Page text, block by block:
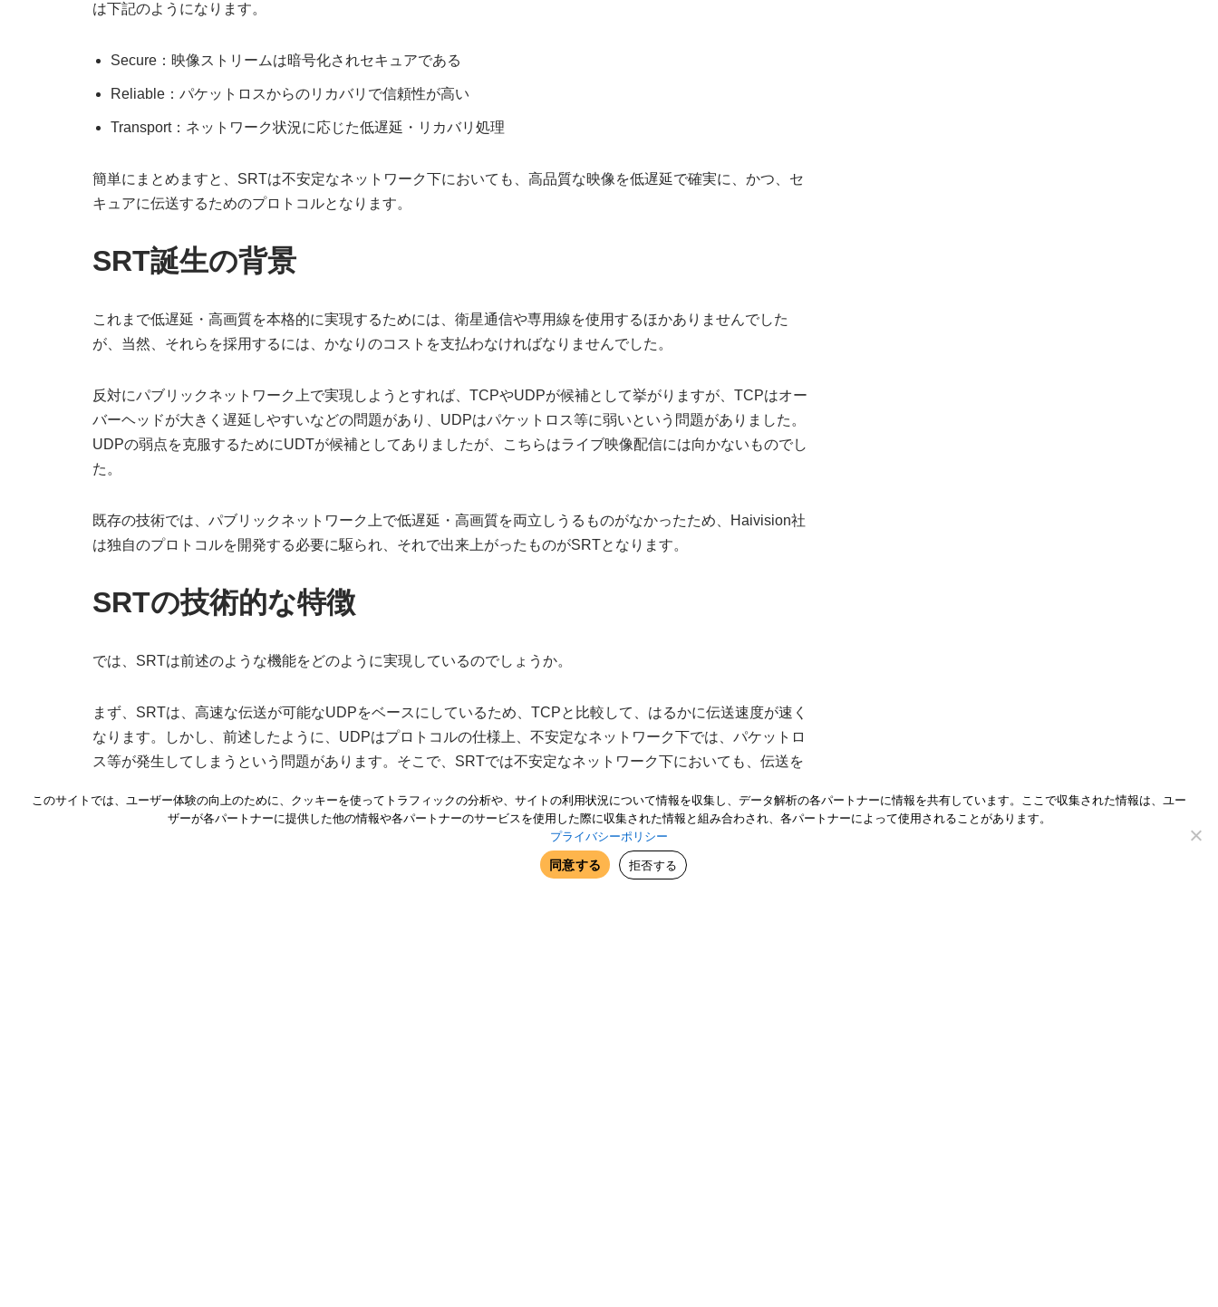
は下記のようになります。
Secure：映像ストリームは暗号化されセキュアである
Reliable：パケットロスからのリカバリで信頼性が高い
Transport：ネットワーク状況に応じた低遅延・リカバリ処理
簡単にまとめますと、SRTは不安定なネットワーク下においても、高品質な映像を低遅延で確実に、かつ、セ
キュアに伝送するためのプロトコルとなります。
SRT誕生の背景
これまで低遅延・高画質を本格的に実現するためには、衛星通信や専用線を使用するほかありませんでした
が、当然、それらを採用するには、かなりのコストを支払わなければなりませんでした。
反対にパブリックネットワーク上で実現しようとすれば、TCPやUDPが候補として挙がりますが、TCPはオー
バーヘッドが大きく遅延しやすいなどの問題があり、UDPはパケットロス等に弱いという問題がありました。
UDPの弱点を克服するためにUDTが候補としてありましたが、こちらはライブ映像配信には向かないものでし
た。
既存の技術では、パブリックネットワーク上で低遅延・高画質を両立しうるものがなかったため、Haivision社
は独自のプロトコルを開発する必要に駆られ、それで出来上がったものがSRTとなります。
SRTの技術的な特徴
では、SRTは前述のような機能をどのように実現しているのでしょうか。
まず、SRTは、高速な伝送が可能なUDPをベースにしているため、TCPと比較して、はるかに伝送速度が速く
なります。しかし、前述したように、UDPはプロトコルの仕様上、不安定なネットワーク下では、パケットロ
ス等が発生してしまうという問題があります。そこで、SRTでは不安定なネットワーク下においても、伝送を
機能となりますが、他にも誤り訂正機能が備わっています。
また、SRTでは各パケットに高精細なタイムスタンプを付与しているため、デコーダー側で起きがちな、不安
このサイトでは、ユーザー体験の向上のために、クッキーを使ってトラフィックの分析や、サイトの利用状況について情報を収集し、データ解析の各パートナーに情報を共有しています。ここで収集された情報は、ユー
ザーが各パートナーに提供した他の情報や各パートナーのサービスを使用した際に収集された情報と組み合わされ、各パートナーによって使用されることがあります。
プライバシーポリシー
同意する 拒否する